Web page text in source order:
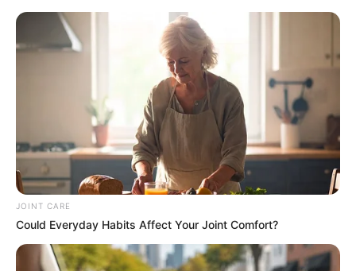
Why everything you thought you knew about water
might be wrong
CTA LOVE
She Took Her Love For Horses To A Whole New Level
BRAINBERRIES
JOINT CARE
Could Everyday Habits Affect Your Joint Comfort?